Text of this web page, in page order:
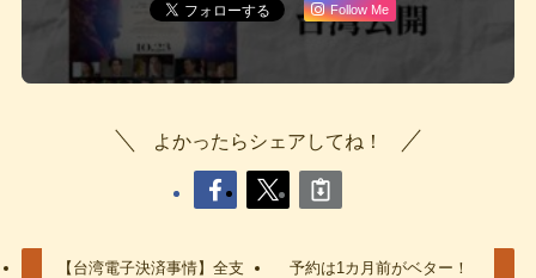
Follow Me
よかったらシェアしてね！
【台湾電子決済事情】全支
予約は1カ月前がベター！